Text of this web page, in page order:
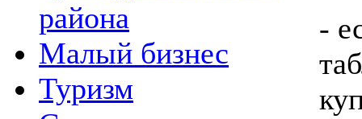
района
Малый бизнес
Туризм
-